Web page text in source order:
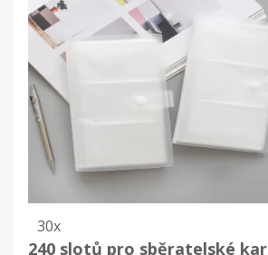
30x
240 slotů pro sběratelské